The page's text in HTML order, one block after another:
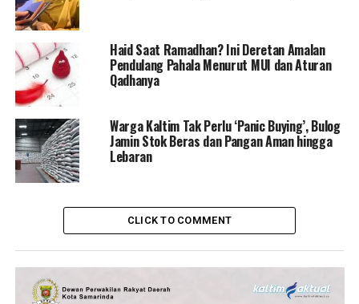
Haid Saat Ramadhan? Ini Deretan Amalan
Pendulang Pahala Menurut MUI dan Aturan
Qadhanya
Warga Kaltim Tak Perlu ‘Panic Buying’, Bulog
Jamin Stok Beras dan Pangan Aman hingga
Lebaran
CLICK TO COMMENT